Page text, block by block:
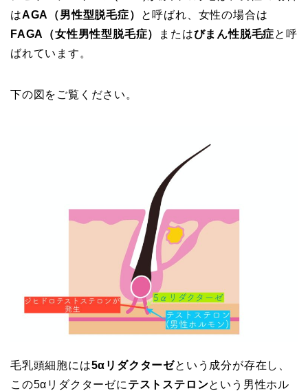
はAGA（男性型脱毛症）
と呼ばれ、女性の場合は
FAGA（女性男性型脱毛症）
またはびまん性脱毛症と呼
ばれています。
下の図をご覧ください。
毛乳頭細胞には5αリダクターゼという成分が存在し、
この5αリダクターゼに テストステロンという男性ホル